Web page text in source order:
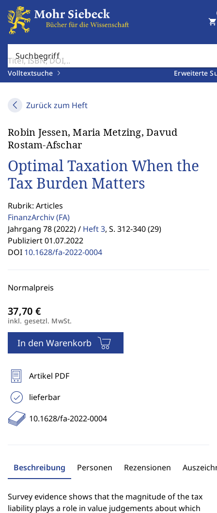
Suchbegriff
Volltextsuche Erweiterte
shopping_cart
Zurück zum Heft
Robin Jessen, Maria Metzing, Davud
Rostam-Afschar
Optimal Taxation When the
Tax Burden Matters
Rubrik: Articles
FinanzArchiv(FA)
Jahrgang 78 (2022) / Heft 3, S. 312-340 (29)
Publiziert 01.07.2022
DOI 10.1628/fa-2022-0004
Normalpreis
inkl. gesetzl. MwSt.
In den Warenkorb
Artikel PDF
lieferbar
10.1628/fa-2022-0004
Beschreibung Personen Rezensionen
Survey evidence shows that the magnitude of the tax
liability plays a role in value judgements about which